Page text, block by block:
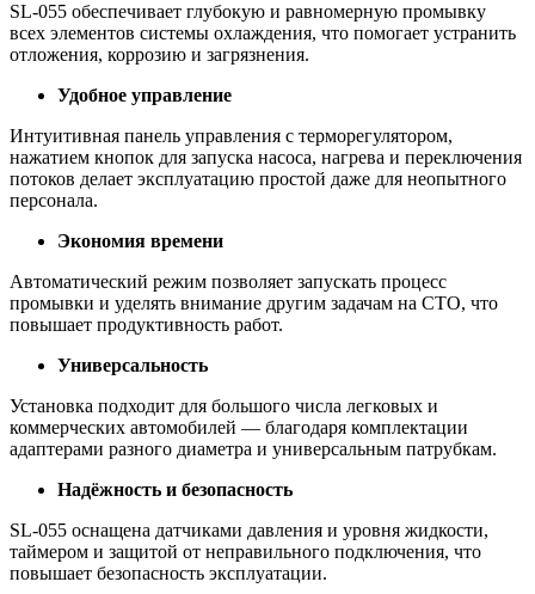
SL-055 обеспечивает глубокую и равномерную промывку
всех элементов системы охлаждения, что помогает устранить
отложения, коррозию и загрязнения.
Удобное управление
Интуитивная панель управления с терморегулятором,
нажатием кнопок для запуска насоса, нагрева и переключения
потоков делает эксплуатацию простой даже для неопытного
персонала.
Экономия времени
Автоматический режим позволяет запускать процесс
промывки и уделять внимание другим задачам на СТО, что
повышает продуктивность работ.
Универсальность
Установка подходит для большого числа легковых и
коммерческих автомобилей — благодаря комплектации
адаптерами разного диаметра и универсальным патрубкам.
Надёжность и безопасность
SL-055 оснащена датчиками давления и уровня жидкости,
таймером и защитой от неправильного подключения, что
повышает безопасность эксплуатации.